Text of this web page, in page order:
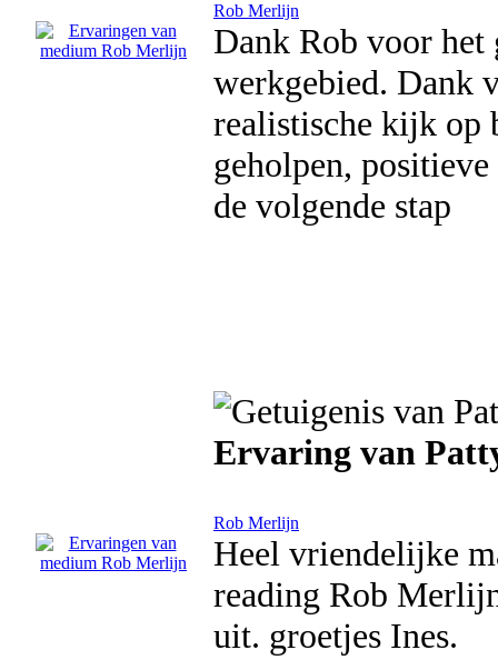
Rob Merlijn
Dank Rob voor het
werkgebied. Dank
realistische kijk op
geholpen,
de volgende stap
Ervaring van
Rob Merlijn
Heel vriendelijke
reading Rob
uit. groetjes Ines.